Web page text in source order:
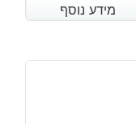
מידע נוסף
מידע נוסף